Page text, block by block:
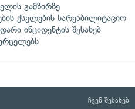
გამზირზე
ქსელების სარეაბილიტაციო
ინციდენტის შესახებ
ჩვენ შესახებ